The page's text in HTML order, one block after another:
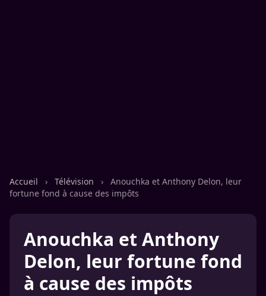
Accueil › Télévision ›
Anouchka et Anthony Delon, leur
fortune fond à cause des impôts
Anouchka et Anthony
Delon, leur fortune fond
à cause des impôts